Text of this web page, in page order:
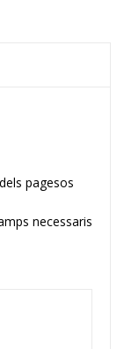
pagesos
necessaris